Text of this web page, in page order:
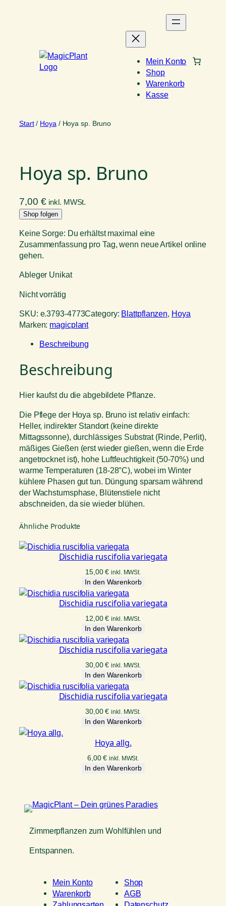
Mein Konto
Shop
Warenkorb
Kasse
Start/ Hoya / Hoya sp. Bruno
Hoya sp. Bruno
7,00 € inkl. MWSt.
Shop folgen
Keine Sorge: Du erhältst maximal eine
Zusammenfassung pro Tag, wenn neue Artikel online
gehen.
Ableger Unikat
Nicht vorrätig
SKU: e.3793-4773Category: Blattpflanzen, Hoya
Marken: magicplant
Beschreibung
Beschreibung
Hier kaufst du die abgebildete Pflanze.
Die Pflege der Hoya sp. Bruno ist relativ einfach:
Heller, indirekter Standort (keine direkte
Mittagssonne), durchlässiges Substrat (Rinde, Perlit),
mäßiges Gießen (erst wieder gießen, wenn die Erde
angetrocknet ist), hohe Luftfeuchtigkeit (50-70%) und
warme Temperaturen (18-28°C), wobei im Winter
kühlere Phasen gut tun. Düngung sparsam während
der Wachstumsphase, Blütenstiele nicht
abschneiden, da sie wieder blühen.
Ähnliche Produkte
Dischidia ruscifolia variegata
15,00€ inkl. MWSt.
In den Warenkorb
Dischidia ruscifolia variegata
12,00€ inkl. MWSt.
In den Warenkorb
Dischidia ruscifolia variegata
30,00€ inkl. MWSt.
In den Warenkorb
Dischidia ruscifolia variegata
30,00€ inkl. MWSt.
In den Warenkorb
Hoya allg.
6,00€ inkl. MWSt.
In den Warenkorb
Zimmerpflanzen zum Wohlfühlen und
Entspannen.
Mein Konto
Warenkorb
Shop
AGB